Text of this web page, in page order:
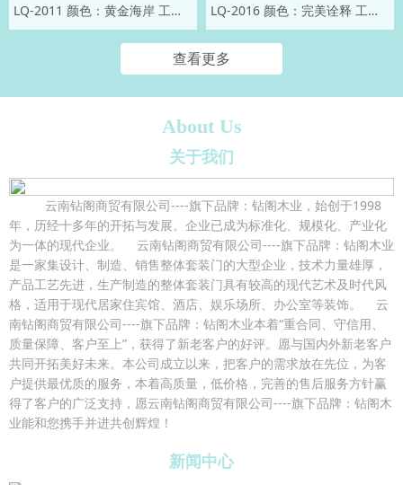
LQ-2011 颜色：黄金海岸 工艺：镶嵌铜拉丝 LQ-2016 颜色：完美诠释 工艺：镶嵌黑拉丝
查看更多
About Us
关于我们
云南钻阁商贸有限公司----旗下品牌：钻阁木业，始创于1998
年，历经十多年的开拓与发展。企业已成为标准化、规模化、产业化
为一体的现代企业。 云南钻阁商贸有限公司----旗下品牌：钻阁木业
是一家集设计、制造、销售整体套装门的大型企业，技术力量雄厚，
产品工艺先进，生产制造的整体套装门具有较高的现代艺术及时代风
格，适用于现代居家住宾馆、酒店、娱乐场所、办公室等装饰。 云
南钻阁商贸有限公司----旗下品牌：钻阁木业本着“重合同、守信用、
质量保障、客户至上”，获得了新老客户的好评。愿与国内外新老客户
共同开拓美好未来。本公司成立以来，把客户的需求放在先位，为客
户提供最优质的服务，本着高质量，低价格，完善的售后服务方针赢
得了客户的广泛支持，愿云南钻阁商贸有限公司----旗下品牌：钻阁木
业能和您携手并进共创辉煌！
新闻中心